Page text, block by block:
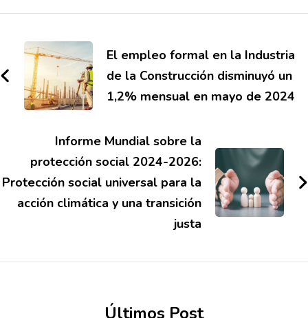
El empleo formal en la Industria
de la Construcción disminuyó un
1,2% mensual en mayo de 2024
Informe Mundial sobre la
protección social 2024-2026:
Protección social universal para la
acción climática y una transición
justa
Últimos Post